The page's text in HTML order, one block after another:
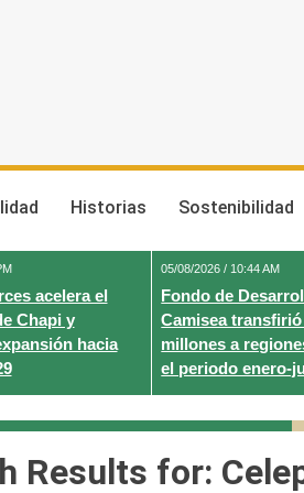
Historias Sostenibilidad
acelera el
Chapi y
hacia
05/08/2026 / 10:44 AM
Fondo de
Camisea transfirió
millones a
el periodo enero-
Results for: